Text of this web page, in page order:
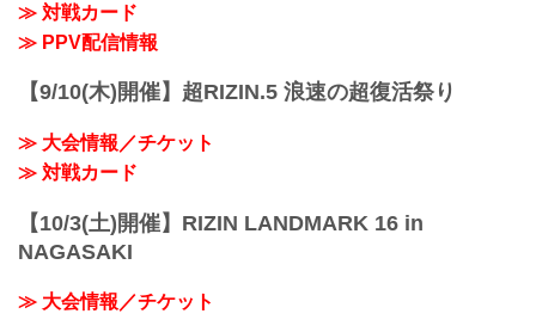
≫ 対戦カード
≫ PPV配信情報
【9/10(木)開催】超RIZIN.5 浪速の超復活祭り
≫ 大会情報／チケット
≫ 対戦カード
【10/3(土)開催】RIZIN LANDMARK 16 in
NAGASAKI
≫ 大会情報／チケット